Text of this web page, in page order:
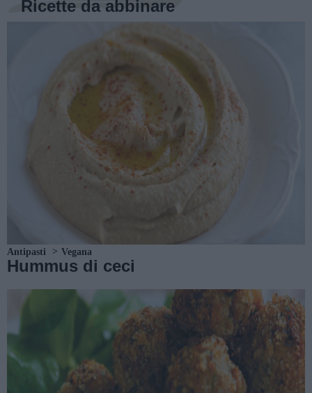
Ricette da abbinare
Antipasti Vegana
Hummus di ceci